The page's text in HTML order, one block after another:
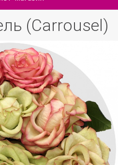
(Carrousel)